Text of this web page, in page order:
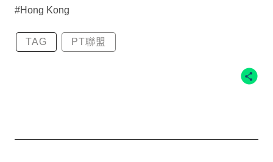
#Hong Kong
TAG PT聯盟